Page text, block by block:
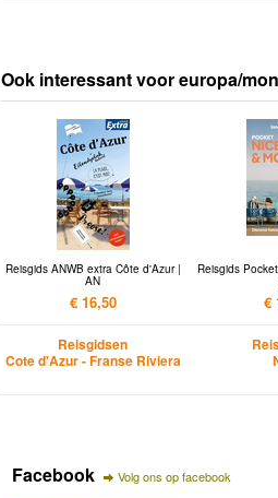
Ook interessant voor europa/
Reisgids ANWB extra Côte d'Azur |
AN
€ 16,50
Reisgidsen
Cote d'Azur - Franse Riviera
Reisgids
€
Facebook Volg ons op facebook